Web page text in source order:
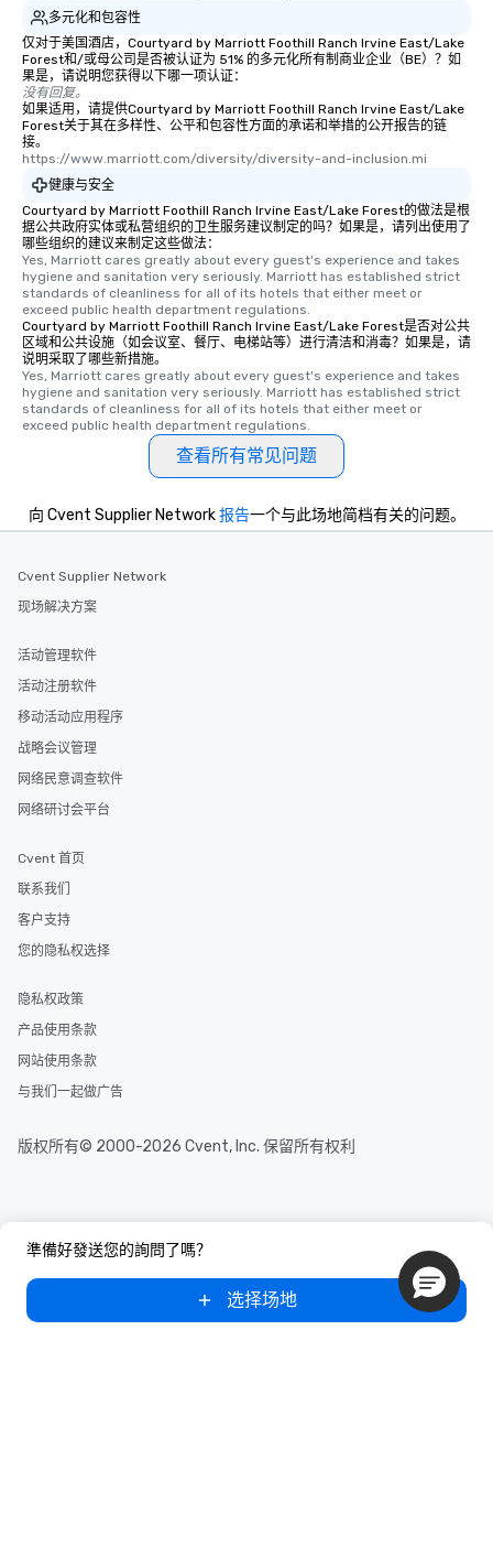
多元化和包容性
仅对于美国酒店，Courtyard by Marriott Foothill Ranch Irvine East/Lake
Forest和/或母公司是否被认证为 51% 的多元化所有制商业企业（BE）？如
果是，请说明您获得以下哪一项认证：
没有回复。
如果适用，请提供Courtyard by Marriott Foothill Ranch Irvine East/Lake
Forest关于其在多样性、公平和包容性方面的承诺和举措的公开报告的链
接。
https://www.marriott.com/diversity/diversity-and-inclusion.mi
健康与安全
Courtyard by Marriott Foothill Ranch Irvine East/Lake Forest的做法是根
据公共政府实体或私营组织的卫生服务建议制定的吗？如果是，请列出使用了
哪些组织的建议来制定这些做法：
Yes, Marriott cares greatly about every guest's experience and takes
hygiene and sanitation very seriously. Marriott has established strict
standards of cleanliness for all of its hotels that either meet or
exceed public health department regulations.
Courtyard by Marriott Foothill Ranch Irvine East/Lake Forest是否对公共
区域和公共设施（如会议室、餐厅、电梯站等）进行清洁和消毒？如果是，请
说明采取了哪些新措施。
Yes, Marriott cares greatly about every guest's experience and takes
hygiene and sanitation very seriously. Marriott has established strict
standards of cleanliness for all of its hotels that either meet or
exceed public health department regulations.
查看所有常见问题
準備好發送您的詢問了嗎？
选择场地
向 Cvent Supplier Network报告一个与此场地简档有关的问题。
Cvent Supplier Network
现场解决方案
活动管理软件
活动注册软件
移动活动应用程序
战略会议管理
网络民意调查软件
网络研讨会平台
Cvent 首页
联系我们
客户支持
您的隐私权选择
隐私权政策
产品使用条款
网站使用条款
与我们一起做广告
版权所有© 2000-2026 Cvent, Inc. 保留所有权利